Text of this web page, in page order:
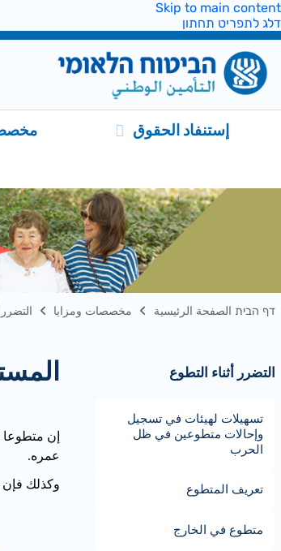
Skip to main content
דלג לתפריט תחתון
إستنفاد الحقوق
דף הבית الصفحة الرئيسية مخصصات ومزايا التضرر
التضرر أثناء التطوع
تسهيلات لهيئات في تسجيل
وإحالات متطوعين في ظل
الحرب
تعريف المتطوع
متطوع في الخارج
إن
عمره.
وكذلك